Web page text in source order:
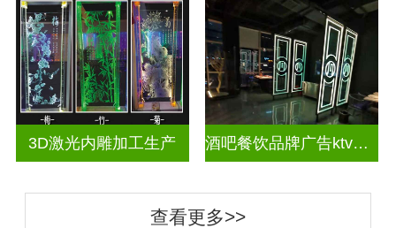
3D激光内雕加工生产 酒吧餐饮品牌广告ktv激光内雕发光艺术玻璃
查看更多>>